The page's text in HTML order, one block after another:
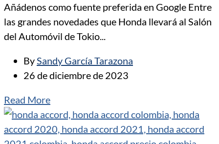
Añádenos como fuente preferida en Google Entre
las grandes novedades que Honda llevará al Salón
del Automóvil de Tokio...
BySandy García Tarazona
26 de diciembre de 2023
Read More